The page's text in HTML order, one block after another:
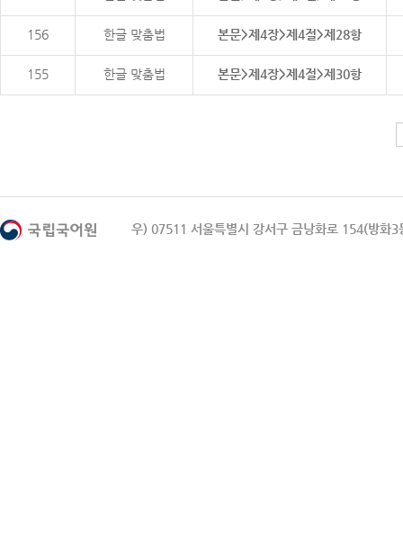
156 한글 맞춤법 본문>제4장>제4절>제28항
155 한글 맞춤법 본문>제4장>제4절>제30항
우) 07511 서울특별시 강서구 금낭화로 154(방화3